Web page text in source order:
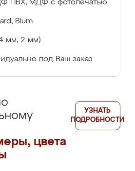
ПВХ, МДФ с фотопечатью
Blum
мм, 2 мм)
под Ваш заказ
цвета
УЗНАТЬ
ПОДРОБНОСТИ